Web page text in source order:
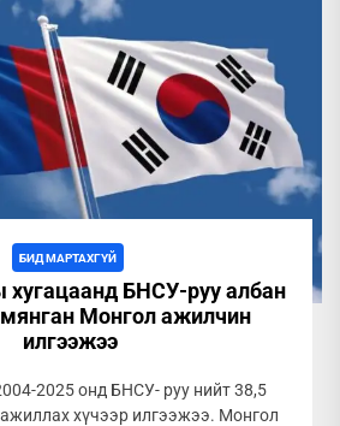
БИД МАРТАХГҮЙ
хугацаанд БНСУ-руу албан
Монгол ажилчин
илгээжээ
2025 онд БНСУ- руу нийт 38,5
хүчээр илгээжээ. Монгол